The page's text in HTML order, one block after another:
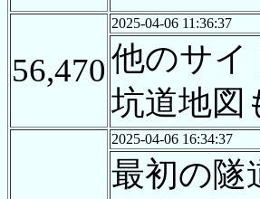
56,470
2025-04-06 11:36:37
他のサイ
坑道地図
2025-04-06 16:34:37
最初の隧